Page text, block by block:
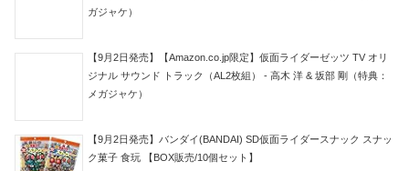
ガジャケ）
【9月2日発売】【Amazon.co.jp限定】仮面ライダーゼッツ TV オリ
ジナル サウンド トラック（AL2枚組） - 高木 洋 & 坂部 剛（特典：
メガジャケ）
【9月2日発売】バンダイ(BANDAI) SD仮面ライダースナック スナッ
ク菓子 食玩 【BOX販売/10個セット】